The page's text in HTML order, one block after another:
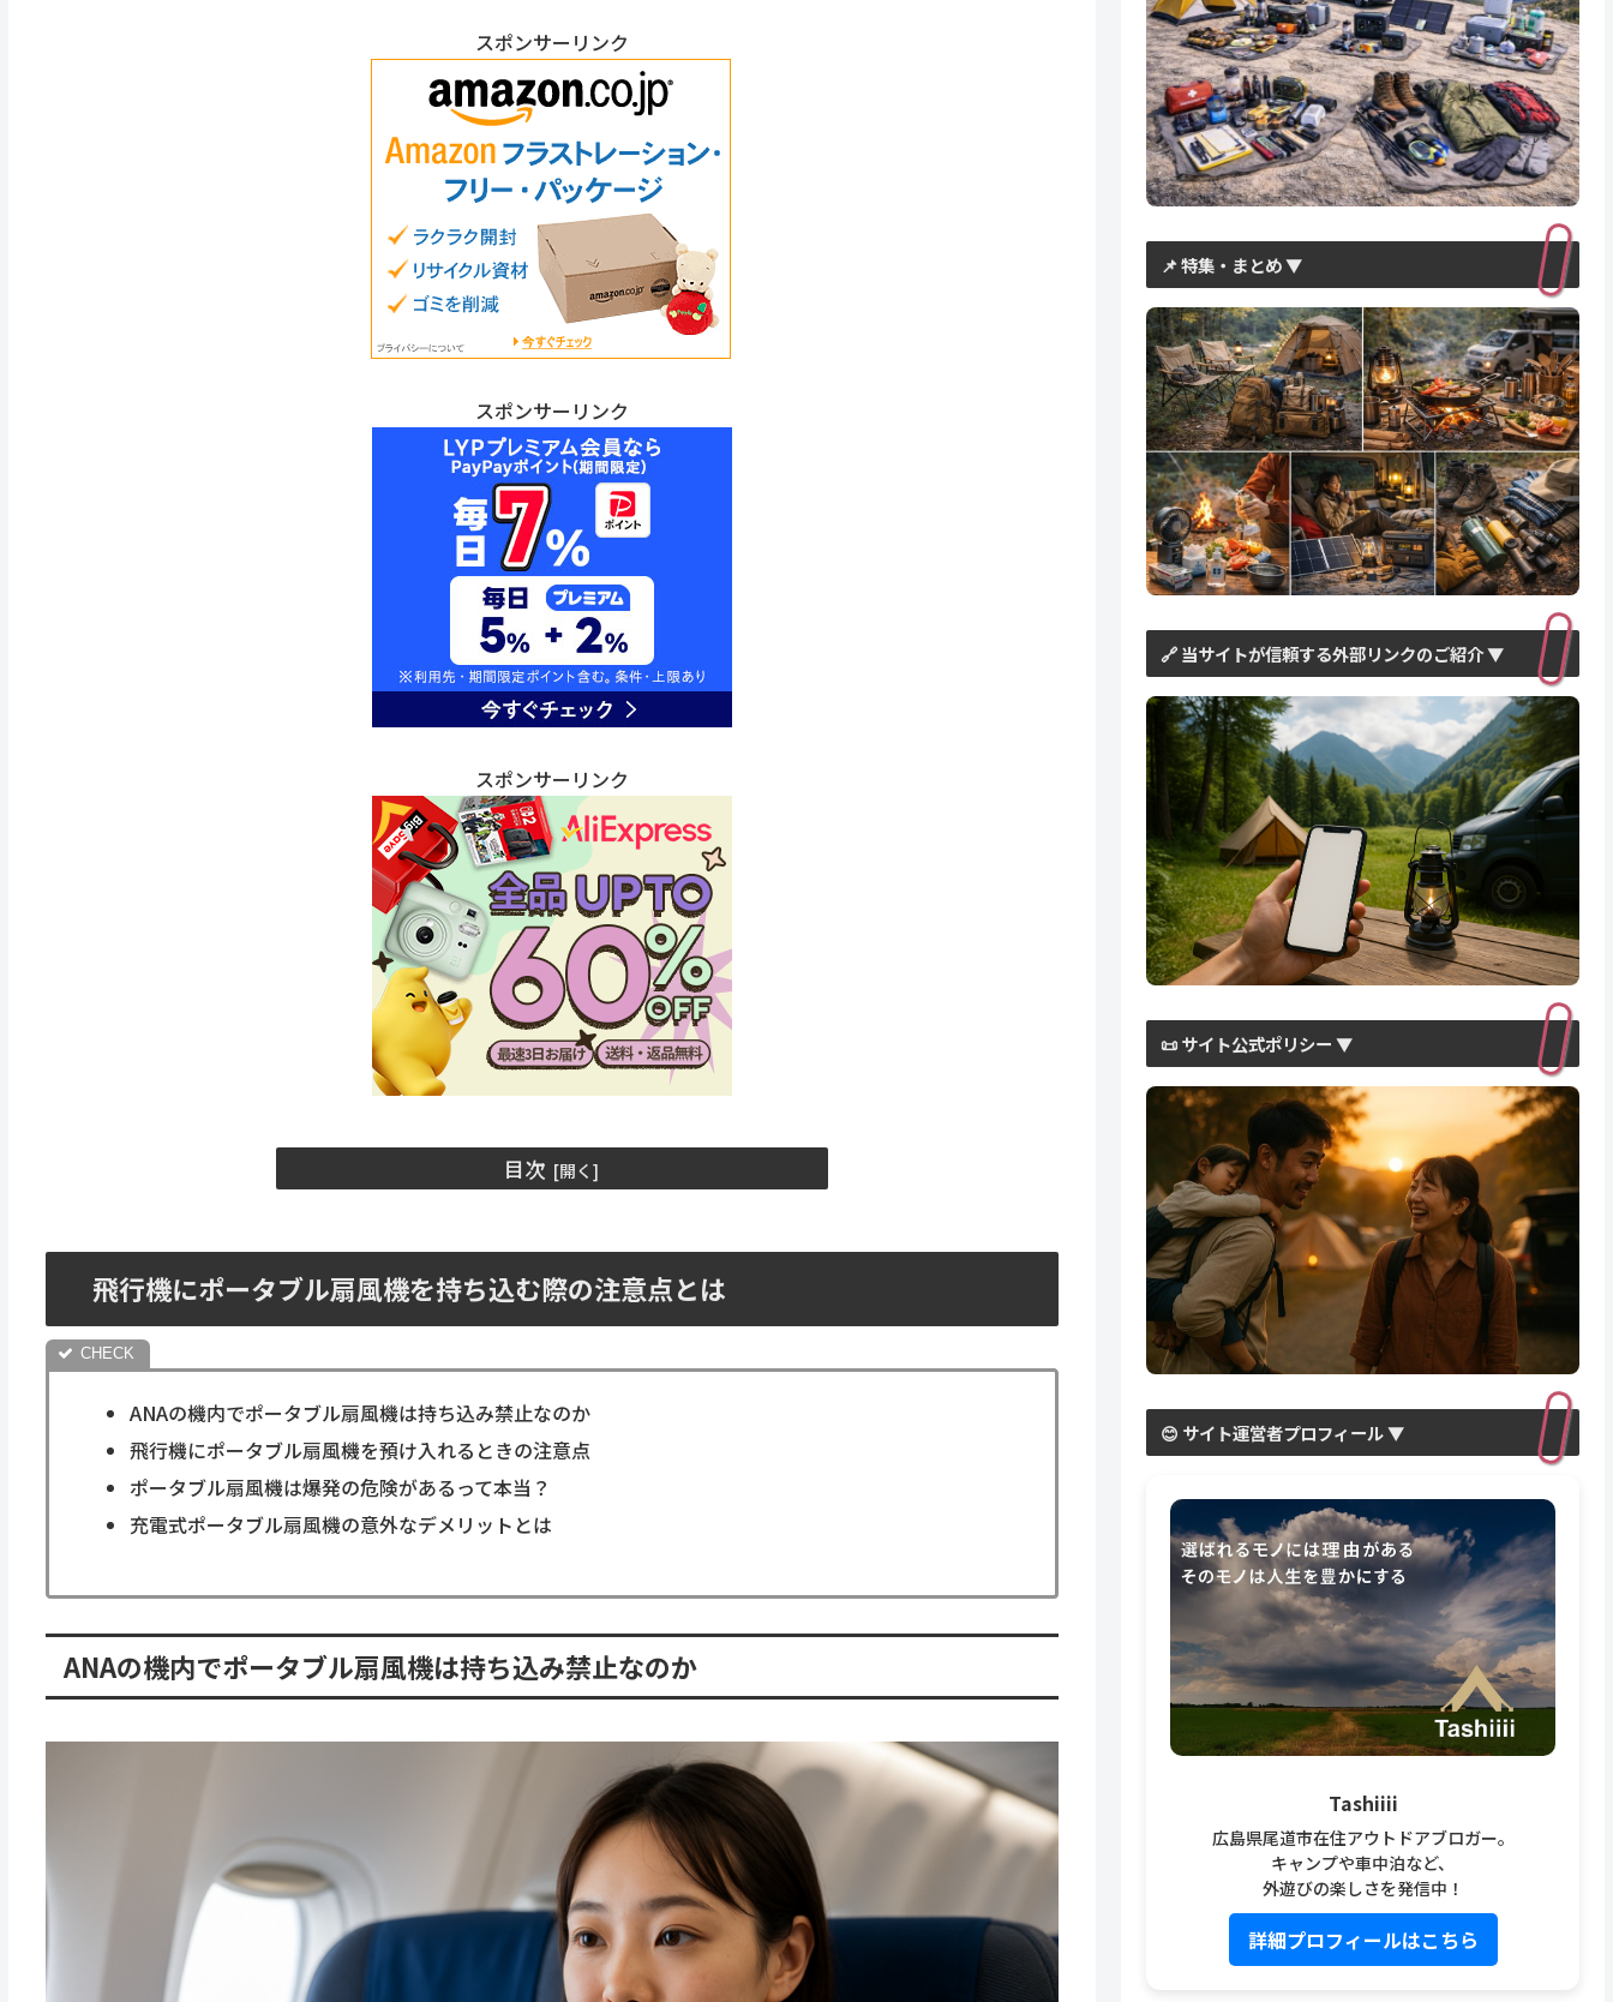
スポンサーリンク
スポンサーリンク
スポンサーリンク
目次
飛行機にポータブル扇風機を持ち込む際の注意点とは
ANAの機内でポータブル扇風機は持ち込み禁止なのか
飛行機にポータブル扇風機を預け入れるときの注意点
ポータブル扇風機は爆発の危険があるって本当？
充電式ポータブル扇風機の意外なデメリットとは
ANAの機内でポータブル扇風機は持ち込み禁止なのか
📌 特集・まとめ ▼
🔗 当サイトが信頼する外部リンクのご紹介 ▼
📜 サイト公式ポリシー ▼
😊 サイト運営者プロフィール ▼
Tashiiii
広島県尾道市在住アウトドアブロガー。
キャンプや車中泊など、
外遊びの楽しさを発信中！
詳細プロフィールはこちら